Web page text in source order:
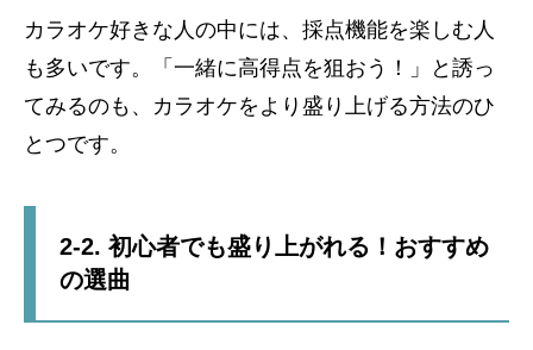
カラオケ好きな人の中には、採点機能を楽しむ人
も多いです。「一緒に高得点を狙おう！」と誘っ
てみるのも、カラオケをより盛り上げる方法のひ
とつです。
2-2. 初心者でも盛り上がれる！おすすめ
の選曲